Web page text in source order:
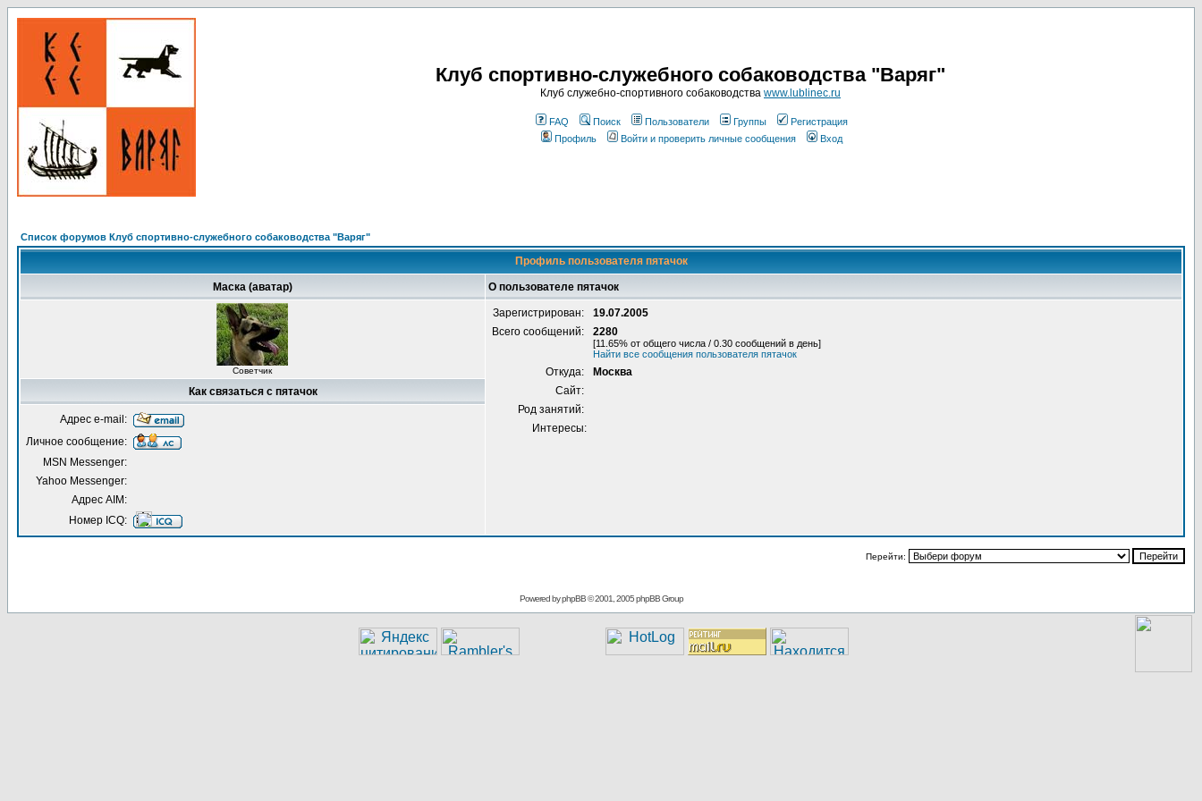
Клуб спортивно-служебного собаководства "Варяг"
Клуб служебно-спортивного собаководства www.lublinec.ru
FAQ Поиск Пользователи Группы
Регистрация
Профиль
Войти и проверить личные сообщения Вход
Список форумов Клуб спортивно-служебного собаководства "Варяг"
Профиль пользователя пятачок
Маска (аватар) О пользователе пятачок
Советчик
Зарегистрирован:
19.07.2005
Всего сообщений:
2280
[11.65% от общего числа / 0.30 сообщений в день]
Найти все сообщения пользователя пятачок
Откуда:
Москва
Сайт:
Род занятий:
Интересы:
Как связаться с пятачок
Адрес e-mail:
Личное сообщение:
MSN Messenger:
Yahoo Messenger:
Адрес AIM:
Номер ICQ:
Перейти:
Powered byphpBB© 2001, 2005 phpBB Group